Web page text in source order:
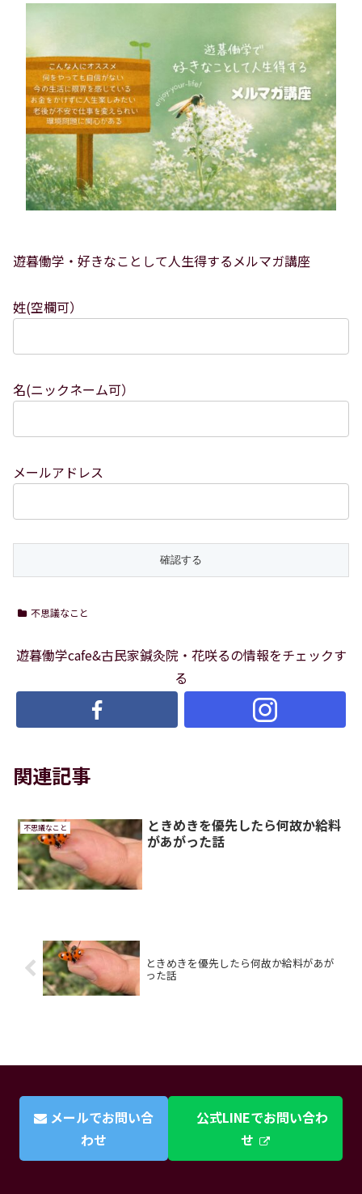
遊暮働学・好きなことして人生得するメルマガ講座
姓(空欄可）
名(ニックネーム可）
メールアドレス
不思議なこと
遊暮働学cafe&古民家鍼灸院・花咲るの情報をチェックす
る
関連記事
不思議なこと
ときめきを優先したら何故か給料
があがった話
ときめきを優先したら何故か給料があが
った話
メールでお問い合
わせ
公式LINEでお問い合わ
せ